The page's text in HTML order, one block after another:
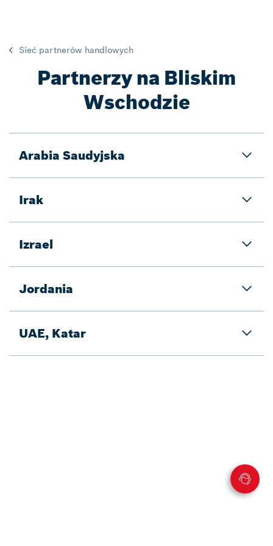
Sieć partnerów handlowych
Partnerzy na Bliskim
Wschodzie
Arabia Saudyjska
Irak
Izrael
Jordania
UAE, Katar